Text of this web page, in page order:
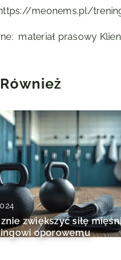
meonems.pl/
materiał prasowy
zwiększyć siłę
oporowemu